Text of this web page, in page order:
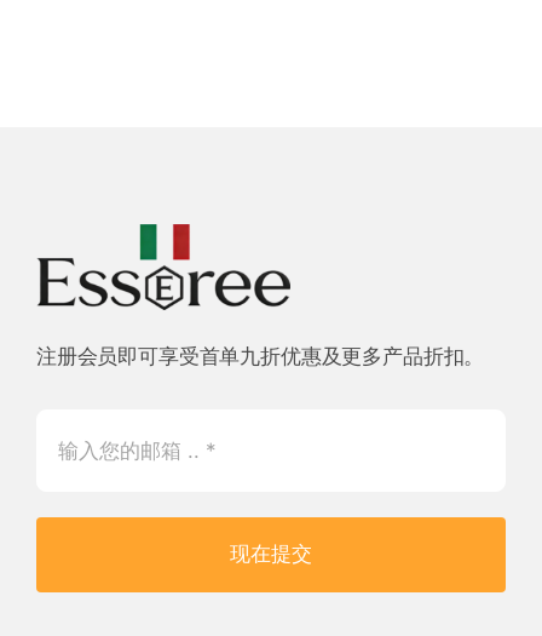
注册会员即可享受首单九折优惠及更多产品折扣。
现在提交